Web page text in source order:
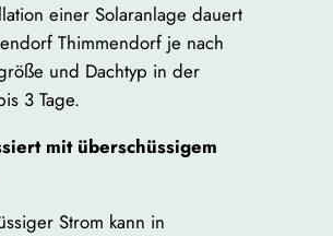
einer Solaranlage dauert
Thimmendorf je nach
und Dachtyp in der
3 Tage.
mit überschüssigem
Strom kann in